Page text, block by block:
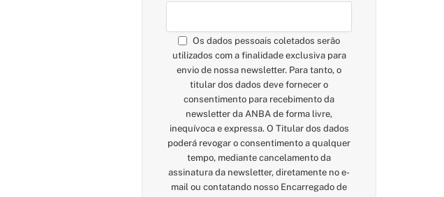
Os dados pessoais coletados serão
utilizados com a finalidade exclusiva para
envio de nossa newsletter. Para tanto, o
titular dos dados deve fornecer o
consentimento para recebimento da
newsletter da ANBA de forma livre,
inequívoca e expressa. O Titular dos dados
poderá revogar o consentimento a qualquer
tempo, mediante cancelamento da
assinatura da newsletter, diretamente no e-
mail ou contatando nosso Encarregado de